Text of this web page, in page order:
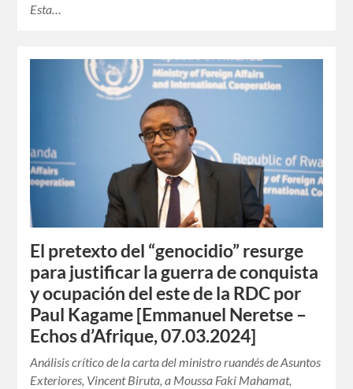
Esta…
El pretexto del “genocidio” resurge
para justificar la guerra de conquista
y ocupación del este de la RDC por
Paul Kagame [Emmanuel Neretse –
Echos d’Afrique, 07.03.2024]
Análisis crítico de la carta del ministro ruandés de Asuntos
Exteriores, Vincent Biruta, a Moussa Faki Mahamat,